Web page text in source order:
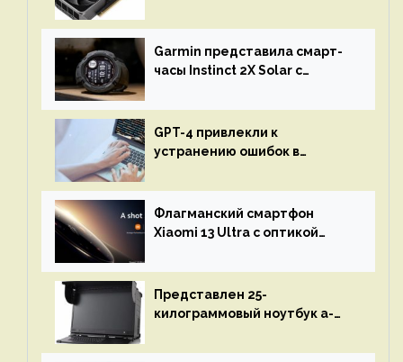
Garmin представила смарт-
часы Instinct 2X Solar с
GPT-4 привлекли к
устранению ошибок в
остановится до полного
восстановления кода и
объяснит, что пошло не так
Флагманский смартфон
Xiaomi 13 Ultra с оптикой
представят 18 апреля
Представлен 25-
килограммовый ноутбук a-
до 3 Тбайт DDR5 и шесть